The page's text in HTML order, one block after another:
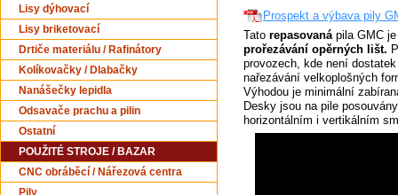
Lisy dýhovací
Lisy briketovací
Drtiče materiálu / Rafinátory
Kolíkovačky / Dlabačky
Nanášečky lepidla
Odsavače prachu a pilin
Ostatní
POUŽITÉ STROJE / BAZAR
CNC obráběcí / Nářezová centra
Pily
Prospekt a výbava pily
Tatorepasovaná pila GMC
prořezávání opěrných lišt.
provozech, kde není
nařezávání velkoplošných
Výhodou je minimální
Desky jsou na pile
horizontálním i vertikálním